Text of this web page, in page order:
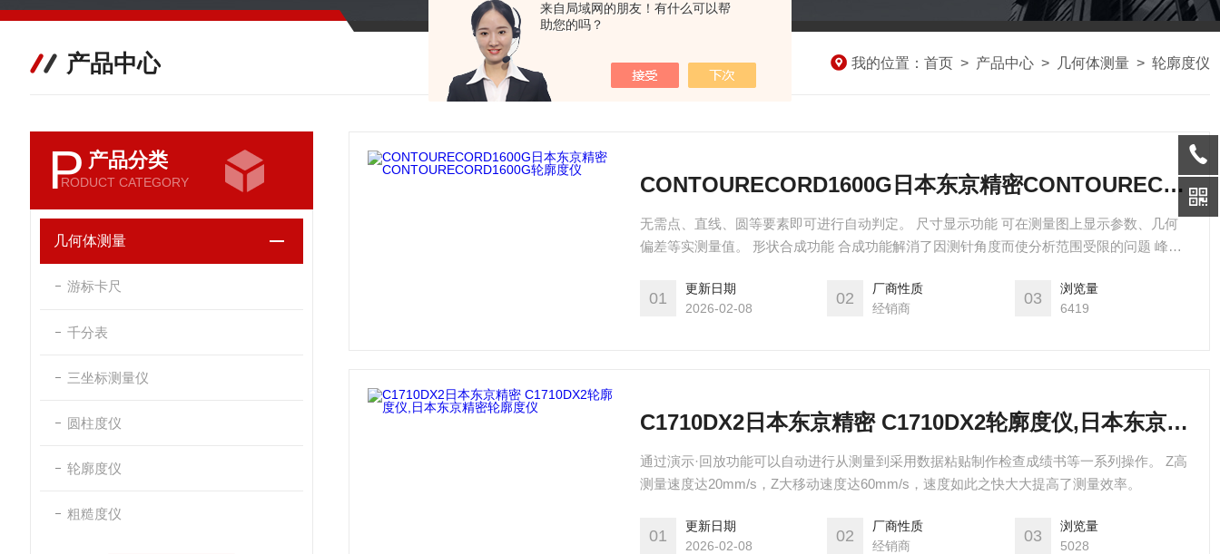
来自局域网的朋友！有什么可以帮
助您的吗？
产品中心 我的位置： 首页 > 产品中心 > 几何体测量 > 轮廓度仪
P 产品分类
RODUCT CATEGORY
几何体测量
游标卡尺
千分表
三坐标测量仪
圆柱度仪
轮廓度仪
粗糙度仪
CONTOURECORD1600G日本东京精密CONTOURECORD1600G轮廓度仪
无需点、直线、圆等要素即可进行自动判定。 尺寸显示功能 可在测量图上显示参数、几何
偏差等实测量值。 形状合成功能 合成功能解消了因测针角度而使分析范围受限的问题 峰值
复形状的工件只需分析1个图案便可以对整个工件进行分析。 工件轨迹功能
01
更新日期
2026-02-08
02
厂商性质
经销商
03
浏览量
6419
C1710DX2日本东京精密 C1710DX2轮廓度仪,日本东京精密轮廓度仪
通过演示·回放功能可以自动进行从测量到采用数据粘贴制作检查成绩书等一系列操作。 Z高
测量速度达20mm/s，Z大移动速度达60mm/s，速度如此之快大大提高了测量效率。
01
更新日期
2026-02-08
02
厂商性质
经销商
03
浏览量
5028